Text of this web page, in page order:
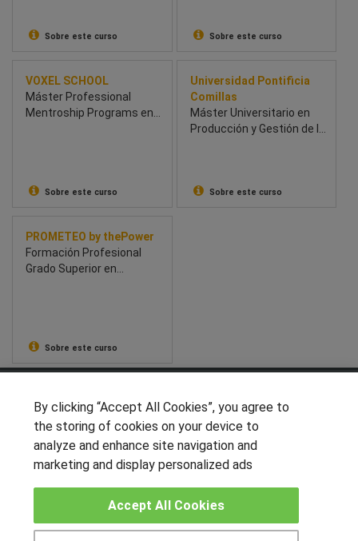
Sobre este curso Sobre este curso
VOXEL SCHOOL
Máster Professional
Mentroship Programs en
Sobre este curso
Universidad Pontificia
Comillas
Máster Universitario en
Producción y Gestión de la
Sobre este curso
PROMETEO by thePower
Formación Profesional
Grado Superior en
Sobre este curso
OTROS GRUPOS DE INTERES
Muro de los idiomas
Hablemos de empleo
By clicking “Accept All Cookies”, you agree to
the storing of cookies on your device to
analyze and enhance site navigation and
marketing and display personalized ads
Accept All Cookies